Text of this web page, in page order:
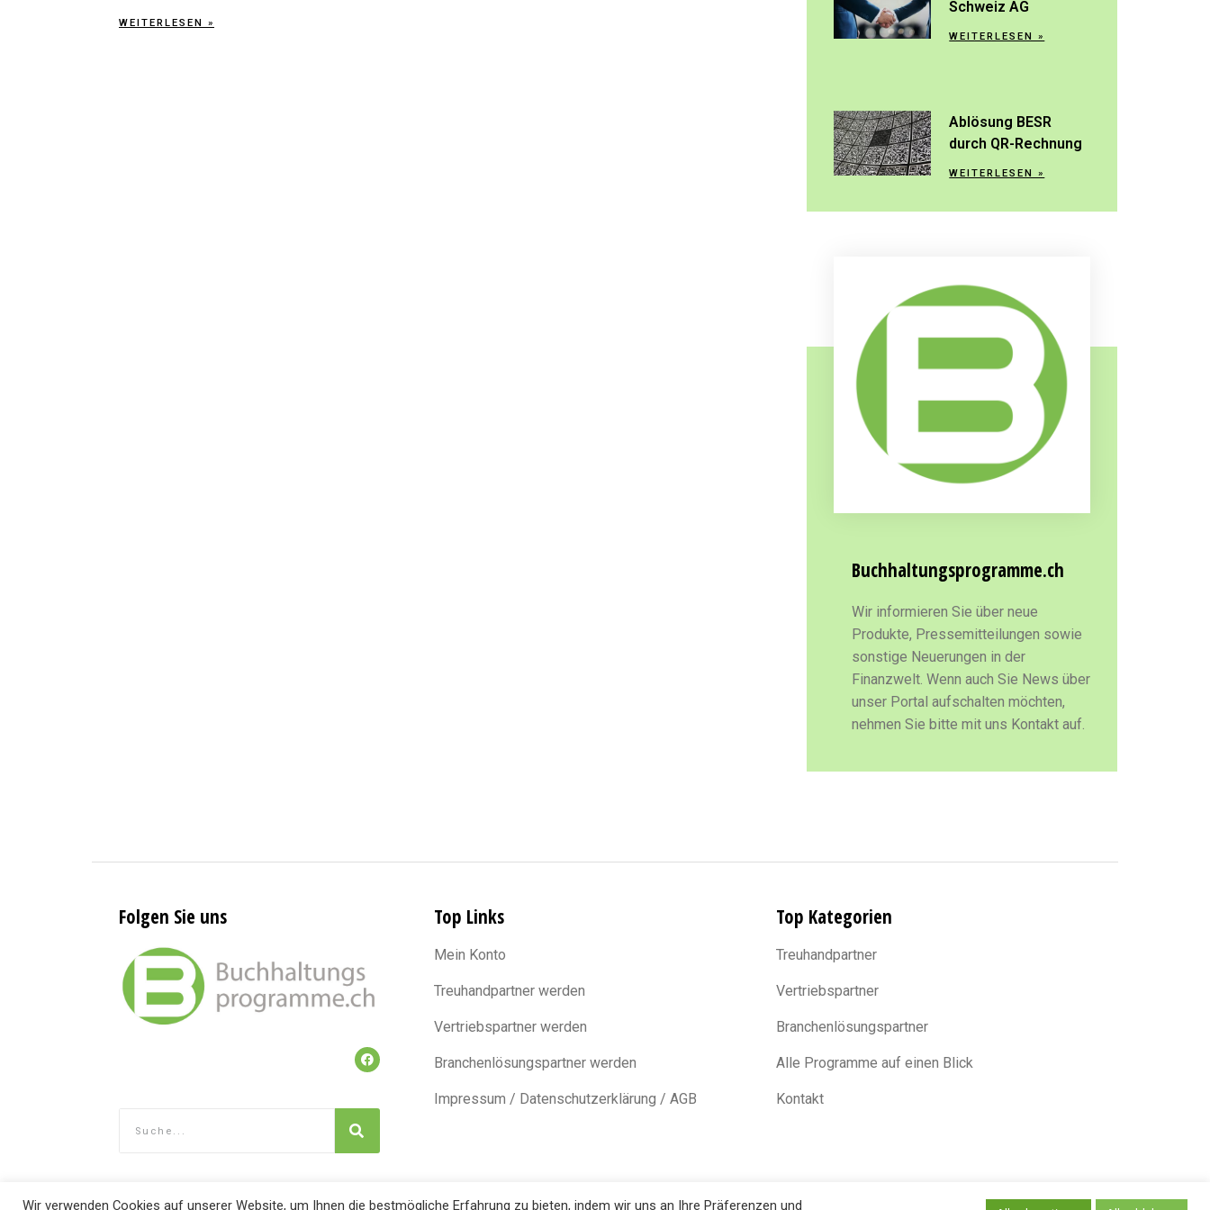
WEITERLESEN »
Schweiz AG
WEITERLESEN »
Ablösung BESR
durch QR-Rechnung
WEITERLESEN »
Buchhaltungsprogramme.ch
Wir informieren Sie über neue
Produkte, Pressemitteilungen sowie
sonstige Neuerungen in der
Finanzwelt. Wenn auch Sie News über
unser Portal aufschalten möchten,
nehmen Sie bitte mit uns Kontakt auf.
Folgen Sie uns Top Links
Mein Konto
Treuhandpartner werden
Vertriebspartner werden
Branchenlösungspartner werden
Impressum / Datenschutzerklärung / AGB
Top Kategorien
Treuhandpartner
Vertriebspartner
Branchenlösungspartner
Alle Programme auf einen Blick
Kontakt
Wir verwenden Cookies auf unserer Website, um Ihnen die bestmögliche Erfahrung zu bieten, indem wir uns an Ihre Präferenzen und